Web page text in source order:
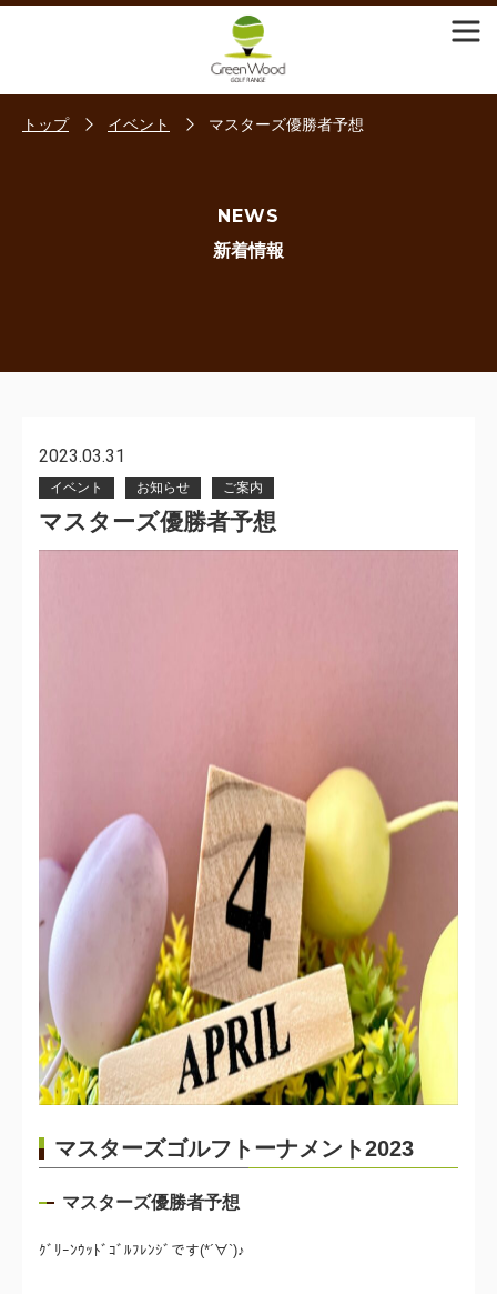
トップ イベント マスターズ優勝者予想
NEWS
新着情報
2023.03.31
イベント お知らせ ご案内
マスターズ優勝者予想
マスターズゴルフトーナメント2023
マスターズ優勝者予想
ｸﾞﾘｰﾝｳｯﾄﾞｺﾞﾙﾌﾚﾝｼﾞです(*´∀`)♪